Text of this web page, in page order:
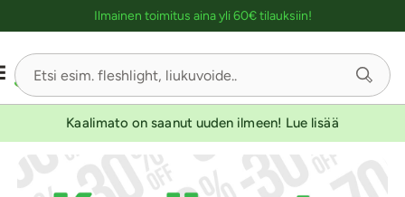
Ilmainen toimitus aina yli 60€ tilauksiin!
Kaalimato on saanut uuden ilmeen! Lue lisää